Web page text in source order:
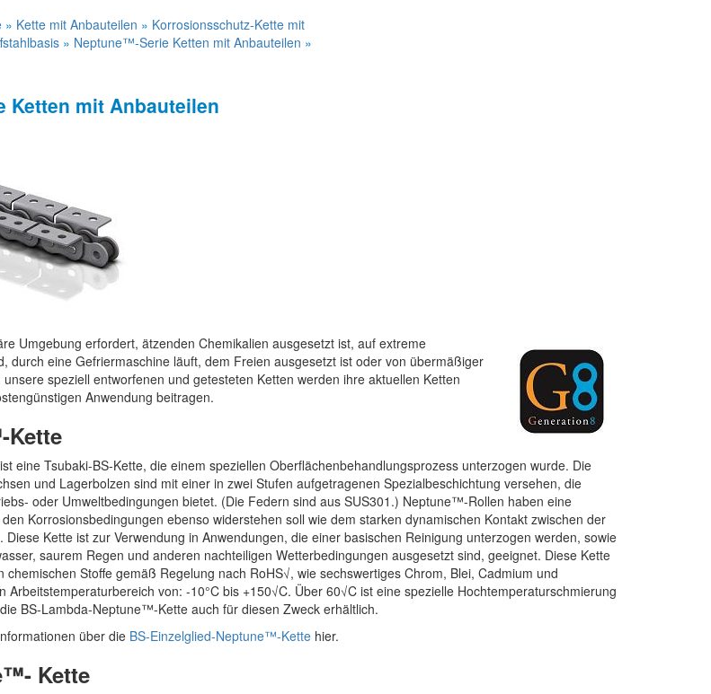
» Kette mit Anbauteilen » Korrosionsschutz-Kette mit
» Neptune™-Serie Ketten mit Anbauteilen »
Ketten mit Anbauteilen
Umgebung erfordert, ätzenden Chemikalien ausgesetzt ist, auf extreme
durch eine Gefriermaschine läuft, dem Freien ausgesetzt ist oder von übermäßiger
speziell entworfenen und getesteten Ketten werden ihre aktuellen Ketten
Anwendung beitragen.
Kette
eine Tsubaki-BS-Kette, die einem speziellen Oberflächenbehandlungsprozess unterzogen wurde. Die
und Lagerbolzen sind mit einer in zwei Stufen aufgetragenen Spezialbeschichtung versehen, die
oder Umweltbedingungen bietet. (Die Federn sind aus SUS301.) Neptune™-Rollen haben eine
Korrosionsbedingungen ebenso widerstehen soll wie dem starken dynamischen Kontakt zwischen der
Diese Kette ist zur Verwendung in Anwendungen, die einer basischen Reinigung unterzogen werden, sowie
saurem Regen und anderen nachteiligen Wetterbedingungen ausgesetzt sind, geeignet. Diese Kette
chemischen Stoffe gemäß Regelung nach RoHS√, wie sechswertiges Chrom, Blei, Cadmium und
Arbeitstemperaturbereich von: -10°C bis +150√C. Über 60√C ist eine spezielle Hochtemperaturschmierung
BS-Lambda-Neptune™-Kette auch für diesen Zweck erhältlich.
über die BS-Einzelglied-Neptune™-Kettehier.
Kette